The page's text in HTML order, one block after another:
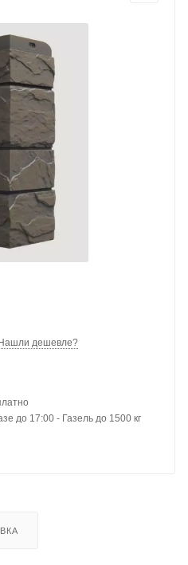
Нашли дешевле?
до 17:00 - Газель до 1500 кг